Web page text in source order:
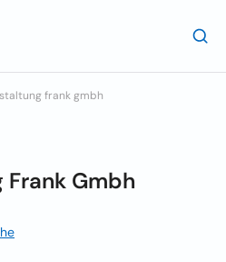
frank gmbh
Gmbh